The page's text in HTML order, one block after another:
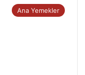
Ana Yemekler